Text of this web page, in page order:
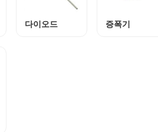
다이오드 증폭기